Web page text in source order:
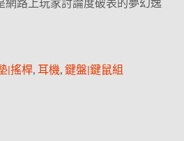
網路上玩家討論度破表的夢幻逸
|搖桿, 耳機, 鍵盤|鍵鼠組